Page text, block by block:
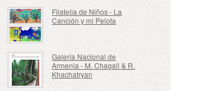
Filatelia de Niños - La
Canción y mi Pelota
Galería Nacional de
Armenia - M. Chagall & R.
Khachatryan